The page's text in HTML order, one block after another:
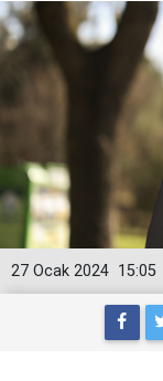
15:05
27 Ocak 2024